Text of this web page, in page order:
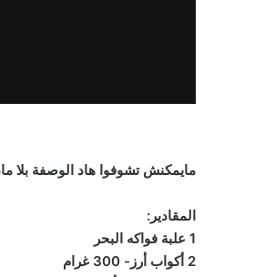
مايمكنش تشوفوا هاد الوصفة بلا
المقادير:
1 علبة فواكه البحر
2 أكواب أرز- 300 غرام